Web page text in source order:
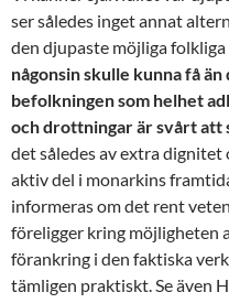
ser således inget annat
den djupaste möjliga
någonsin skulle kunna få
befolkningen som helhet
och drottningar är svårt att
det således av extra
aktiv del i monarkins
informeras om det rent
föreligger kring möjligheten
förankring i den faktiska
tämligen praktiskt. Se även